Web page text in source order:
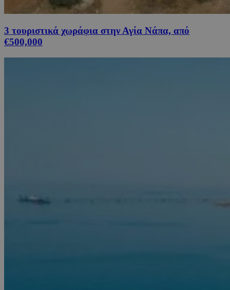
3 τουριστικά χωράφια στην Αγία Νάπα, από
€500,000